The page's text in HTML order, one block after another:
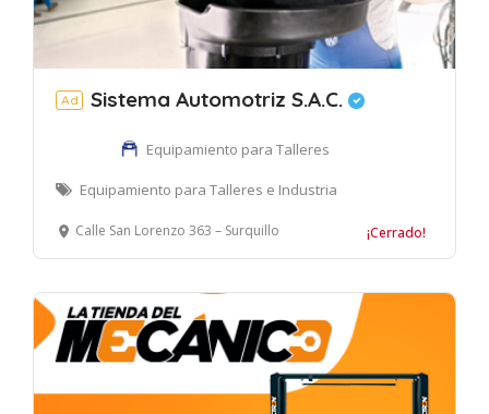
Ad Sistema Automotriz S.A.C.
Equipamiento para Talleres
Equipamiento para Talleres e Industria
Calle San Lorenzo 363 – Surquillo ¡Cerrado!